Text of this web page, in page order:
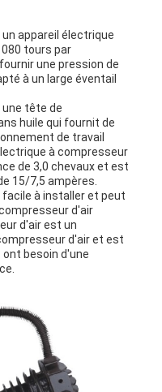
appareil électrique
tours par
une pression de
à un large éventail
tête de
huile qui fournit de
de travail
à compresseur
de 3,0 chevaux et est
15/7,5 ampères.
à installer et peut
d'air
d'air est un
d'air et est
besoin d'une